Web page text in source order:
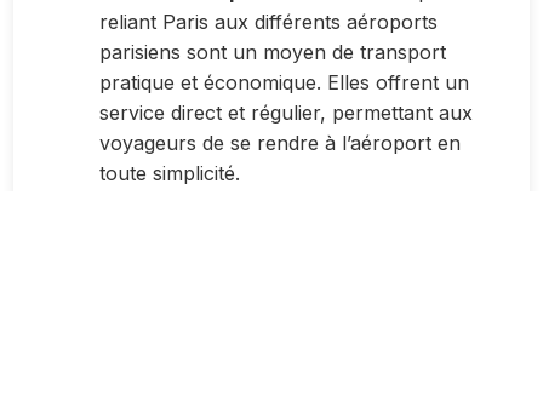
reliant Paris aux différents aéroports
parisiens sont un moyen de transport
pratique et économique. Elles offrent un
service direct et régulier, permettant aux
voyageurs de se rendre à l’aéroport en
toute simplicité.